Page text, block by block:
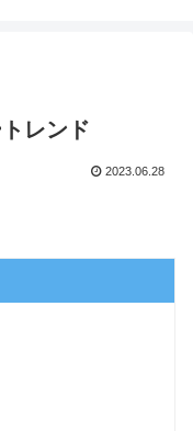
レンド
2023.06.28